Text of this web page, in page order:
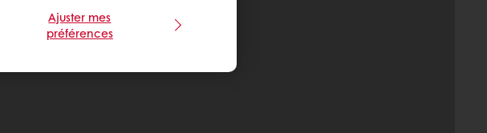
Ajuster mes
préférences